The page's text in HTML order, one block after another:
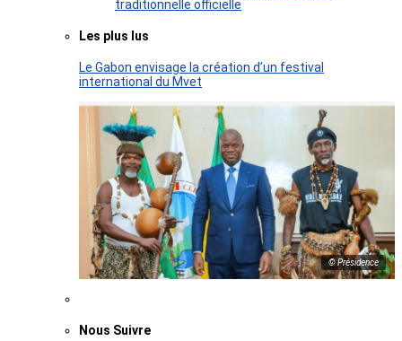
traditionnelle officielle
Les plus lus
Le Gabon envisage la création d’un festival
international du Mvet
© Présidence
Nous Suivre